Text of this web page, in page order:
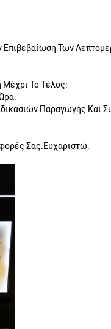
Των
Μέχρι Το Τέλος:
Παραγωγής Και
Σας.Ευχαριστώ.